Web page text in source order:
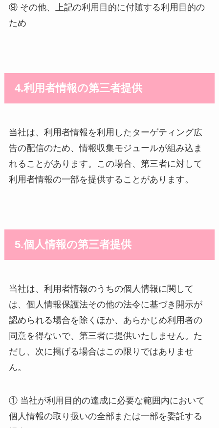
⑨ その他、上記の利用目的に付随する利用目的の
ため
4.利用者情報の第三者提供
当社は、利用者情報を利用したターゲティング広
告の配信のため、情報収集モジュールが組み込ま
れることがあります。この場合、第三者に対して
利用者情報の一部を提供することがあります。
5.個人情報の第三者提供
当社は、利用者情報のうちの個人情報に関して
は、個人情報保護法その他の法令に基づき開示が
認められる場合を除くほか、あらかじめ利用者の
同意を得ないで、第三者に提供いたしません。た
だし、次に掲げる場合はこの限りではありませ
ん。
① 当社が利用目的の達成に必要な範囲内において
個人情報の取り扱いの全部または一部を委託する